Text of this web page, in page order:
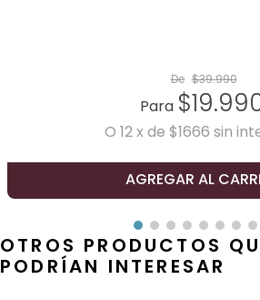
De $39.990
Para $19.
O 12x de $1666 sin
AGREGAR AL
OTROS PRODUCTOS
PODRÍAN INTERESAR